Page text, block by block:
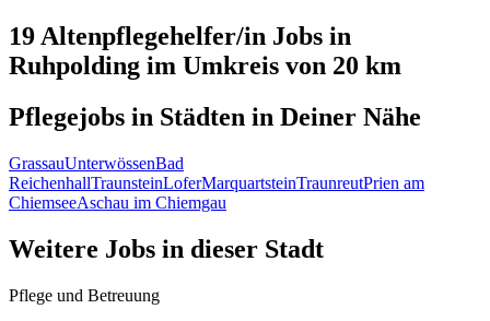
19 Altenpflegehelfer/in Jobs in
Ruhpolding im Umkreis von 20 km
Pflegejobs in Städten in Deiner Nähe
GrassauUnterwössenBad
ReichenhallTraunsteinLoferMarquartsteinTraunreutPrien am
ChiemseeAschau im Chiemgau
Weitere Jobs in dieser Stadt
Pflege und Betreuung